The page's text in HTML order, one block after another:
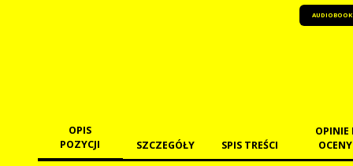
AUDIOBOOK
OPIS
POZYCJI
SZCZEGÓŁY SPIS TREŚCI
OPINIE
OCENY